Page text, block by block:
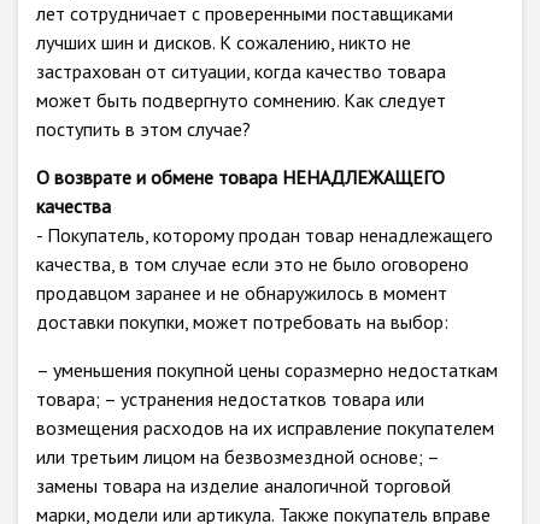
лет сотрудничает с проверенными поставщиками
лучших шин и дисков. К сожалению, никто не
застрахован от ситуации, когда качество товара
может быть подвергнуто сомнению. Как следует
поступить в этом случае?
О возврате и обмене товара НЕНАДЛЕЖАЩЕГО
качества
- Покупатель, которому продан товар ненадлежащего
качества, в том случае если это не было оговорено
продавцом заранее и не обнаружилось в момент
доставки покупки, может потребовать на выбор:
– уменьшения покупной цены соразмерно недостаткам
товара; – устранения недостатков товара или
возмещения расходов на их исправление покупателем
или третьим лицом на безвозмездной основе; –
замены товара на изделие аналогичной торговой
марки, модели или артикула. Также покупатель вправе